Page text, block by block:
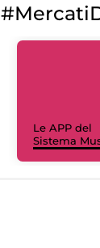
Le APP del
Sistema